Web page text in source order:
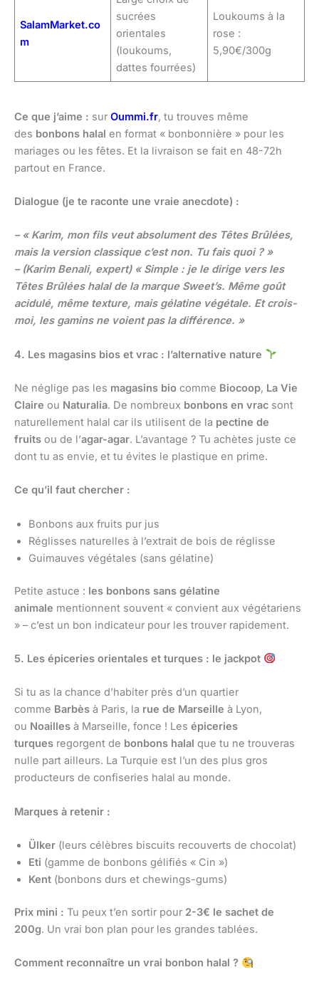
SalamMarket.co
m
sucrées
orientales
(loukoums,
dattes fourrées)
Loukoums à la
rose :
5,90€/300g
Ce que j’aime : sur Oummi.fr, tu trouves même
des bonbons halal en format « bonbonnière » pour les
mariages ou les fêtes. Et la livraison se fait en 48-72h
partout en France.
Dialogue (je te raconte une vraie anecdote) :
– « Karim, mon fils veut absolument des Têtes Brûlées,
mais la version classique c’est non. Tu fais quoi ? »
– (Karim Benali, expert) « Simple : je le dirige vers les
Têtes Brûlées halal de la marque Sweet’s. Même goût
acidulé, même texture, mais gélatine végétale. Et crois-
moi, les gamins ne voient pas la différence. »
4. Les magasins bios et vrac : l’alternative nature
Ne néglige pas les magasins bio comme Biocoop, La Vie
Claire ou Naturalia. De nombreux bonbons en vrac sont
naturellement halal car ils utilisent de la pectine de
fruits ou de l’agar-agar. L’avantage ? Tu achètes juste ce
dont tu as envie, et tu évites le plastique en prime.
Ce qu’il faut chercher :
Bonbons aux fruits pur jus
Réglisses naturelles à l’extrait de bois de réglisse
Guimauves végétales (sans gélatine)
Petite astuce : les bonbons sans gélatine
animale mentionnent souvent « convient aux végétariens
» – c’est un bon indicateur pour les trouver rapidement.
5. Les épiceries orientales et turques : le jackpot
Si tu as la chance d’habiter près d’un quartier
comme Barbès à Paris, la rue de Marseille à Lyon,
ou Noailles à Marseille, fonce ! Les épiceries
turques regorgent de bonbons halal que tu ne trouveras
nulle part ailleurs. La Turquie est l’un des plus gros
producteurs de confiseries halal au monde.
Marques à retenir :
Ülker (leurs célèbres biscuits recouverts de chocolat)
Eti (gamme de bonbons gélifiés « Cin »)
Kent (bonbons durs et chewings-gums)
Prix mini : Tu peux t’en sortir pour 2-3€ le sachet de
200g. Un vrai bon plan pour les grandes tablées.
Comment reconnaître un vrai bonbon halal ?